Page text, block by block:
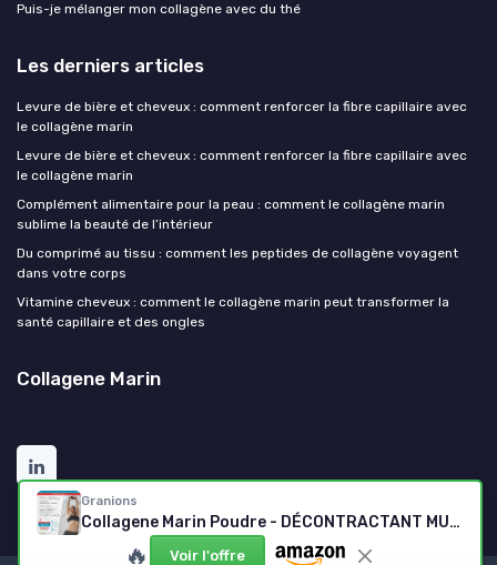
Granions
Collagene Marin Poudre - DÉCONTRACTANT ​MUSCULAIRE - Collagene et Acide Hyaluronique + Magnesium + Vitamine C - Articulations, Tendons, Ligaments, muscle - Pot de 300 g​ de Collagene Marin Décontractant Musculaire - Pot 300 g
🔥 Voir l'offre
Puis-je mélanger mon collagène avec du thé
Les derniers articles
Levure de bière et cheveux : comment renforcer la fibre capillaire avec
le collagène marin
Levure de bière et cheveux : comment renforcer la fibre capillaire avec
le collagène marin
Complément alimentaire pour la peau : comment le collagène marin
sublime la beauté de l’intérieur
Du comprimé au tissu : comment les peptides de collagène voyagent
dans votre corps
Vitamine cheveux : comment le collagène marin peut transformer la
santé capillaire et des ongles
Collagene Marin